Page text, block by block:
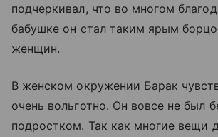
подчеркивал, что во многом
бабушке он стал таким ярым
женщин.
В женском окружении Барак
очень вольготно. Он вовсе не был
подростком. Так как многие вещи